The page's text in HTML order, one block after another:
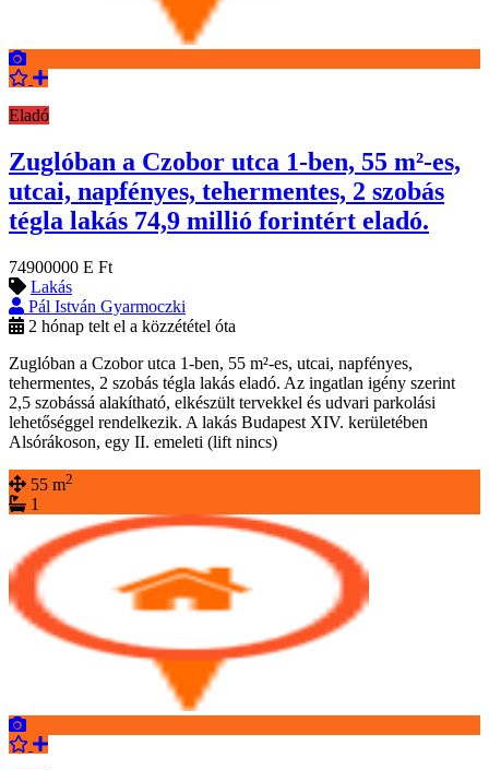
Eladó
Zuglóban a Czobor utca 1-ben, 55 m²-es,
utcai, napfényes, tehermentes, 2 szobás
tégla lakás 74,9 millió forintért eladó.
74900000 E Ft
Lakás
Pál István Gyarmoczki
2 hónap telt el a közzététel óta
Zuglóban a Czobor utca 1-ben, 55 m²-es, utcai, napfényes,
tehermentes, 2 szobás tégla lakás eladó. Az ingatlan igény szerint
2,5 szobássá alakítható, elkészült tervekkel és udvari parkolási
lehetőséggel rendelkezik. A lakás Budapest XIV. kerületében
Alsórákoson, egy II. emeleti (lift nincs)
55 m2
1